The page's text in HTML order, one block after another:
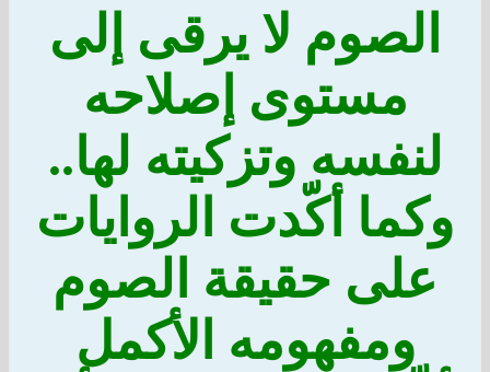
الصوم لا يرقى إلى
مستوى إصلاحه
لنفسه وتزكيته لها..
وكما أكّدت الروايات
على حقيقة الصوم
ومفهومه الأكمل